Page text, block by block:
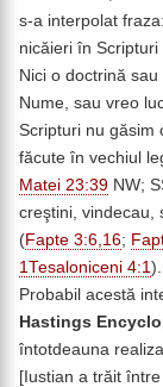
s-a interpolat fraza:
nicăieri în
Nici o doctrină
Nume, sau vreo
Scripturi nu găsim
făcute în vechiul
Matei 23:39 NW;
creştini, vindecau,
(Fapte 3:6,16;
1Tesaloniceni 4:1).
Probabil acestă
Hastings
întotdeauna
[Iustian a trăit